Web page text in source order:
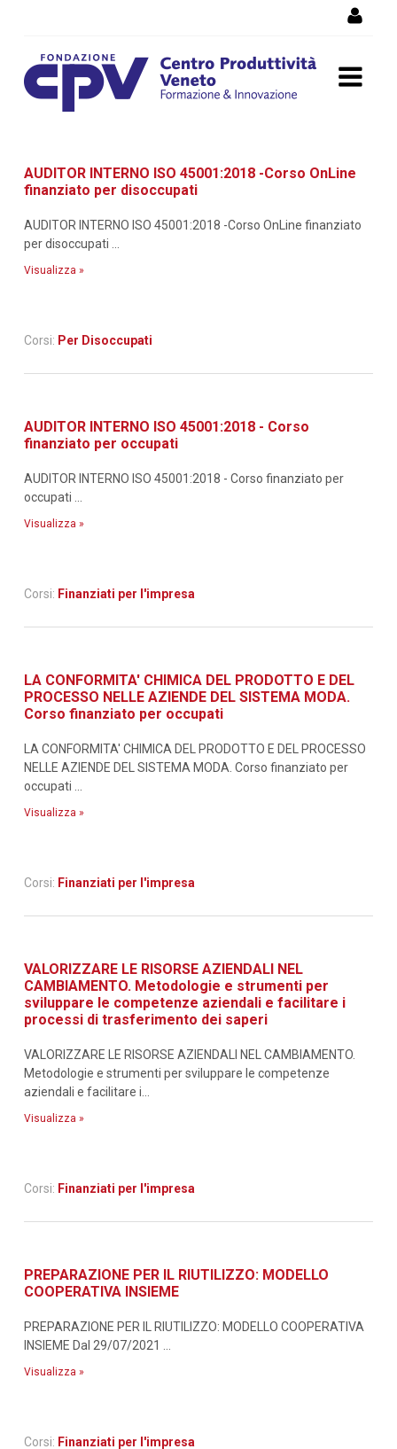
formazione
AUDITOR INTERNO ISO 45001:2018 -Corso OnLine
finanziato per disoccupati
AUDITOR INTERNO ISO 45001:2018 -Corso OnLine finanziato
per disoccupati ...
Visualizza »
Corsi: Per Disoccupati
AUDITOR INTERNO ISO 45001:2018 - Corso
finanziato per occupati
AUDITOR INTERNO ISO 45001:2018 - Corso finanziato per
occupati ...
Visualizza »
Corsi: Finanziati per l'impresa
LA CONFORMITA' CHIMICA DEL PRODOTTO E DEL
PROCESSO NELLE AZIENDE DEL SISTEMA MODA.
Corso finanziato per occupati
LA CONFORMITA' CHIMICA DEL PRODOTTO E DEL PROCESSO
NELLE AZIENDE DEL SISTEMA MODA. Corso finanziato per
occupati ...
Visualizza »
Corsi: Finanziati per l'impresa
VALORIZZARE LE RISORSE AZIENDALI NEL
CAMBIAMENTO. Metodologie e strumenti per
sviluppare le competenze aziendali e facilitare i
processi di trasferimento dei saperi
VALORIZZARE LE RISORSE AZIENDALI NEL CAMBIAMENTO.
Metodologie e strumenti per sviluppare le competenze
aziendali e facilitare i...
Visualizza »
Corsi: Finanziati per l'impresa
PREPARAZIONE PER IL RIUTILIZZO: MODELLO
COOPERATIVA INSIEME
PREPARAZIONE PER IL RIUTILIZZO: MODELLO COOPERATIVA
INSIEME Dal 29/07/2021 ...
Visualizza »
Corsi: Finanziati per l'impresa